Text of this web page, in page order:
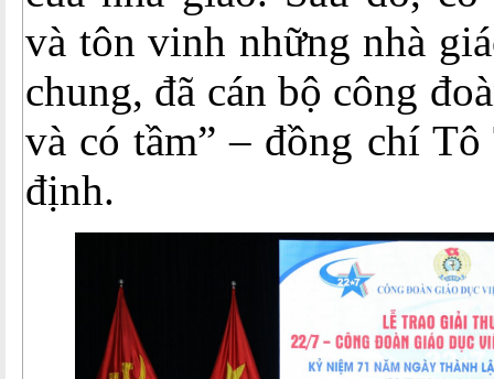
và tôn vinh những nhà
chung, đã cán bộ công
và có tầm” – đồng chí
định.